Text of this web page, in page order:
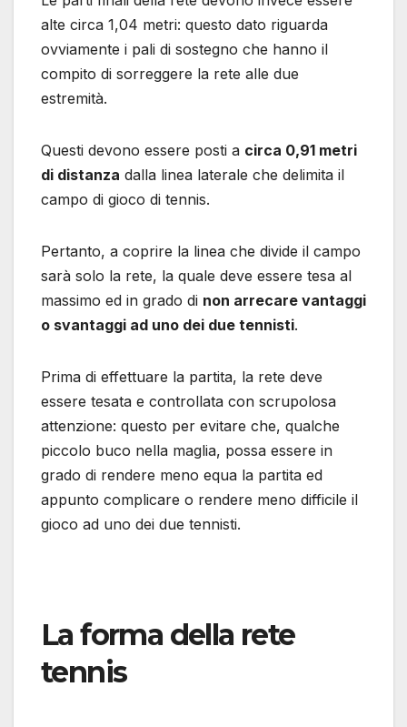
alte circa 1,04 metri: questo dato riguarda
ovviamente i pali di sostegno che hanno il
compito di sorreggere la rete alle due
estremità.
Questi devono essere posti a circa 0,91 metri
di distanza dalla linea laterale che delimita il
campo di gioco di tennis.
Pertanto, a coprire la linea che divide il campo
sarà solo la rete, la quale deve essere tesa al
massimo ed in grado di non arrecare vantaggi
o svantaggi ad uno dei due tennisti.
Prima di effettuare la partita, la rete deve
essere tesata e controllata con scrupolosa
attenzione: questo per evitare che, qualche
piccolo buco nella maglia, possa essere in
grado di rendere meno equa la partita ed
appunto complicare o rendere meno difficile il
gioco ad uno dei due tennisti.
La forma della rete
tennis